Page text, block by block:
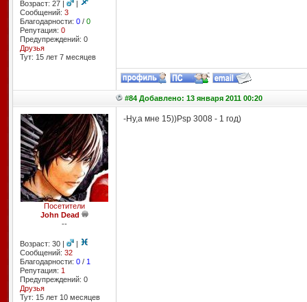
Возраст: 27 |
|
Сообщений: 3
Благодарности: 0/ 0
Репутация: 0
Предупреждений: 0
Друзья
Тут: 15 лет 7 месяцев
#84 Добавлено: 13 января 2011 00:20
Посетители
John Dead
--
Возраст: 30 |
|
Сообщений: 32
Благодарности: 0/ 1
Репутация: 1
Предупреждений: 0
Друзья
Тут: 15 лет 10 месяцев
-Ну,а мне 15))Psp 3008 - 1 год)